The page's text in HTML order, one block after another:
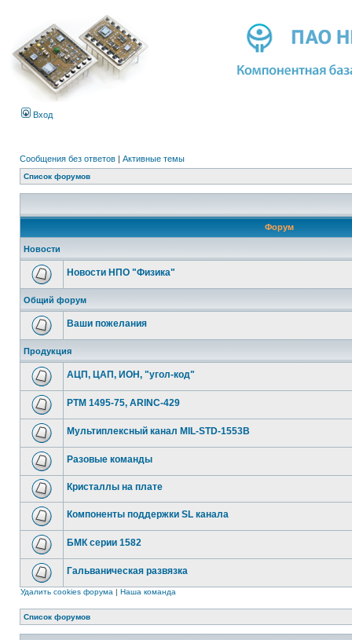
Вход
Сообщения без ответов | Активные темы
Список форумов
Форум
Новости
Новости НПО "Физика"
Общий форум
Ваши пожелания
Продукция
АЦП, ЦАП, ИОН, "угол-код"
РТМ 1495-75, ARINC-429
Мультиплексный канал MIL-STD-1553B
Разовые команды
Кристаллы на плате
Компоненты поддержки SL канала
БМК серии 1582
Гальваническая развязка
Удалить cookies форума | Наша команда
Список форумов